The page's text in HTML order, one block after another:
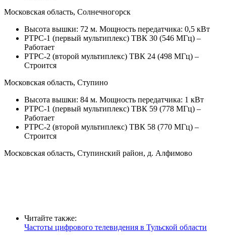
Московская область, Солнечногорск
Высота вышки: 72 м. Мощность передатчика: 0,5 кВт
РТРС-1 (первый мультиплекс) ТВК 30 (546 МГц) –
Работает
РТРС-2 (второй мультиплекс) ТВК 24 (498 МГц) –
Строится
Московская область, Ступино
Высота вышки: 84 м. Мощность передатчика: 1 кВт
РТРС-1 (первый мультиплекс) ТВК 59 (778 МГц) –
Работает
РТРС-2 (второй мультиплекс) ТВК 58 (770 МГц) –
Строится
Московская область, Ступинский район, д. Алфимово
Читайте также:
Частоты цифрового телевидения в Тульской области